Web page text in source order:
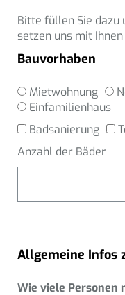
Bitte füllen Sie dazu
setzen uns mit
Bauvorhaben
Mietwohnung
Einfamilienhaus
Badsanierung
Anzahl der Bäder
Allgemeine Infos
Wie viele Personen